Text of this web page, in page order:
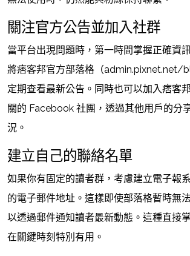
關注官方公告並加入社群
當平台出現問題時，第一時間掌握正確資
將痞客邦官方部落格（admin.pixnet.net/
定期查看最新公告。同時也可以加入痞客
關的 Facebook 社團，透過其他用戶的分
況。
建立自己的聯絡名單
如果你有固定的讀者群，考慮建立電子報
的電子郵件地址。這樣即使部落格暫時無
以透過郵件通知讀者最新動態。這種直接
在關鍵時刻特別有用。